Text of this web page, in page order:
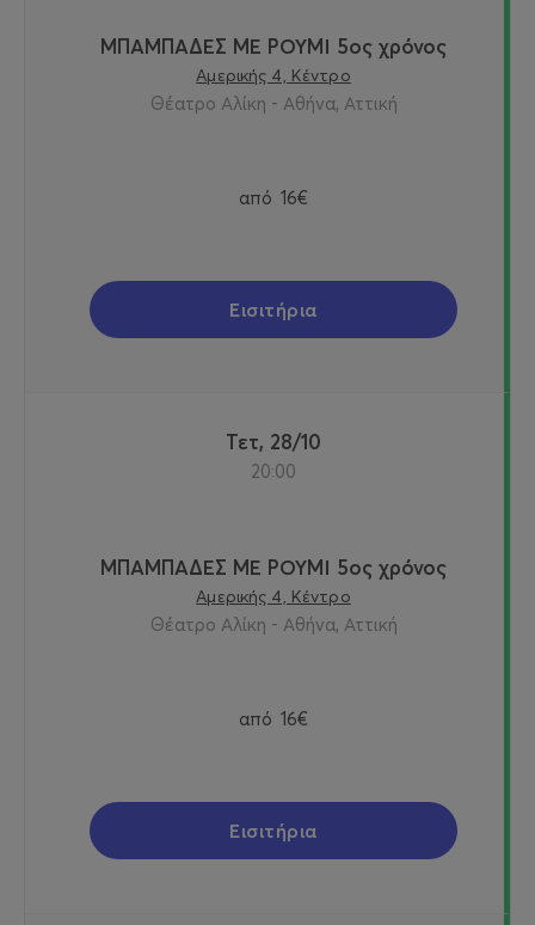
ΜΠΑΜΠΑΔΕΣ ΜΕ ΡΟΥΜΙ 5ος χρόνος
Αμερικής 4, Κέντρο
Θέατρο Αλίκη - Αθήνα, Αττική
από 16€
Εισιτήρια
Τετ, 28/10
20:00
ΜΠΑΜΠΑΔΕΣ ΜΕ ΡΟΥΜΙ 5ος χρόνος
Αμερικής 4, Κέντρο
Θέατρο Αλίκη - Αθήνα, Αττική
από 16€
Εισιτήρια